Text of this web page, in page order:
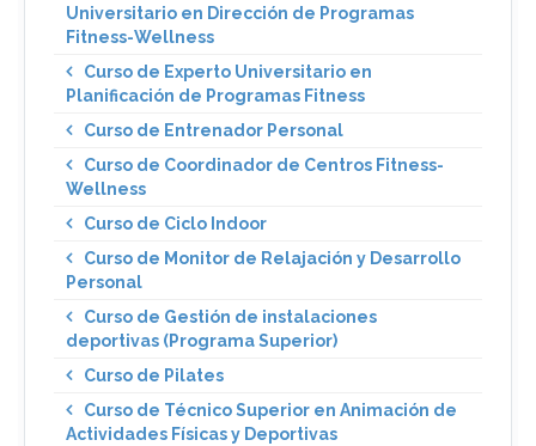
Universitario en Dirección de Programas
Fitness-Wellness
Curso de Experto Universitario en
Planificación de Programas Fitness
Curso de Entrenador Personal
Curso de Coordinador de Centros Fitness-
Wellness
Curso de Ciclo Indoor
Curso de Monitor de Relajación y Desarrollo
Personal
Curso de Gestión de instalaciones
deportivas (Programa Superior)
Curso de Pilates
Curso de Técnico Superior en Animación de
Actividades Físicas y Deportivas